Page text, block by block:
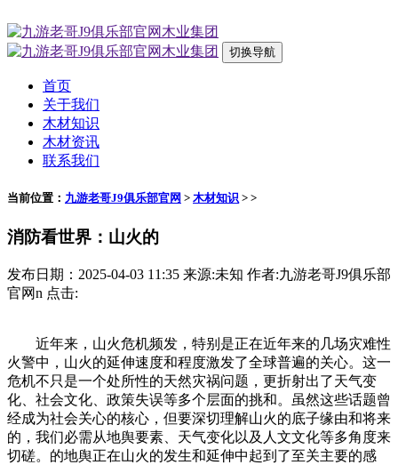
切换导航
首页
关于我们
木材知识
木材资讯
联系我们
当前位置： 九游老哥J9俱乐部官网 > 木材知识 > >
消防看世界：山火的
发布日期：2025-04-03 11:35 来源:未知 作者:九游老哥J9俱乐部
官网n 点击:
近年来，山火危机频发，特别是正在近年来的几场灾难性
火警中，山火的延伸速度和程度激发了全球普遍的关心。这一
危机不只是一个处所性的天然灾祸问题，更折射出了天气变
化、社会文化、政策失误等多个层面的挑和。虽然这些话题曾
经成为社会关心的核心，但要深切理解山火的底子缘由和将来
的，我们必需从地舆要素、天气变化以及人文文化等多角度来
切磋。的地舆正在山火的发生和延伸中起到了至关主要的感